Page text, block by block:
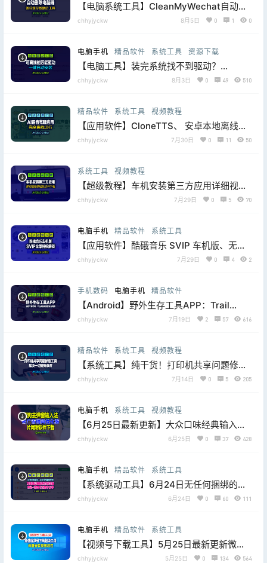
【电脑系统工具】CleanMyWechat自动删
除电脑端微信缓存数据的工具，片尾附白嫖
chhyjyckw 8月5日 0 1 0
电脑手机 精品软件 系统工具 资源下载
【电脑工具】装完系统找不到驱动？
SamDrivers 可离线win10/win11驱动包合
chhyjyckw 8月3日 0 49 510
精品软件 系统工具 视频教程
【应用软件】CloneTTS、 安卓本地离线音
色克隆+文字转语音，片尾附送工具下载地
chhyjyckw 7月30日 0 11 50
系统工具 视频教程
【超级教程】车机安装第三方应用详细视频
教程及各类所需应用软件下载合集！
chhyjyckw 7月29日 0 5 70
电脑手机 精品软件 系统工具
【应用软件】酷硪音乐 SVIP 车机版、无损
解锁，让你的车载音响恢复生命力！片尾附
chhyjyckw 7月29日 0 4 2
手机数码 电脑手机 精品软件
【Android】野外生存工具APP：Trail
Sense v8 全程不用联网、不上传任何数据
chhyjyckw 7月19日 2 57 616
精品软件 系统工具 视频教程
【系统工具】纯干货！打印机共享问题修复
工具，附测试页工具+打印机工具箱，局域
chhyjyckw 7月14日 0 5 205
电脑手机 系统工具 视频教程
【6月25日最新更新】大众口味经典输入
法、搜狗输入法v16.6.0.4073去广告精简优
chhyjyckw 6月25日 0 37 428
电脑手机 精品软件 系统工具
【系统驱动工具】6月24日无任何捆绑的万
能驱动总裁v2.20.0.8免扫码登录绿色单文
chhyjyckw 6月24日 0 60 111
电脑手机 精品软件 系统工具
【视频号下载工具】5月25日最新更新微信
视频号下载利器
chhyjyckw 5月25日 0 134 564